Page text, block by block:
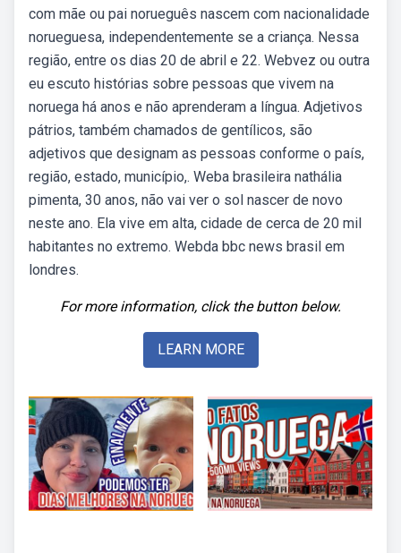
com mãe ou pai norueguês nascem com nacionalidade
norueguesa, independentemente se a criança. Nessa
região, entre os dias 20 de abril e 22. Webvez ou outra
eu escuto histórias sobre pessoas que vivem na
noruega há anos e não aprenderam a língua. Adjetivos
pátrios, também chamados de gentílicos, são
adjetivos que designam as pessoas conforme o país,
região, estado, município,. Weba brasileira nathália
pimenta, 30 anos, não vai ver o sol nascer de novo
neste ano. Ela vive em alta, cidade de cerca de 20 mil
habitantes no extremo. Webda bbc news brasil em
londres.
For more information, click the button below.
LEARN MORE